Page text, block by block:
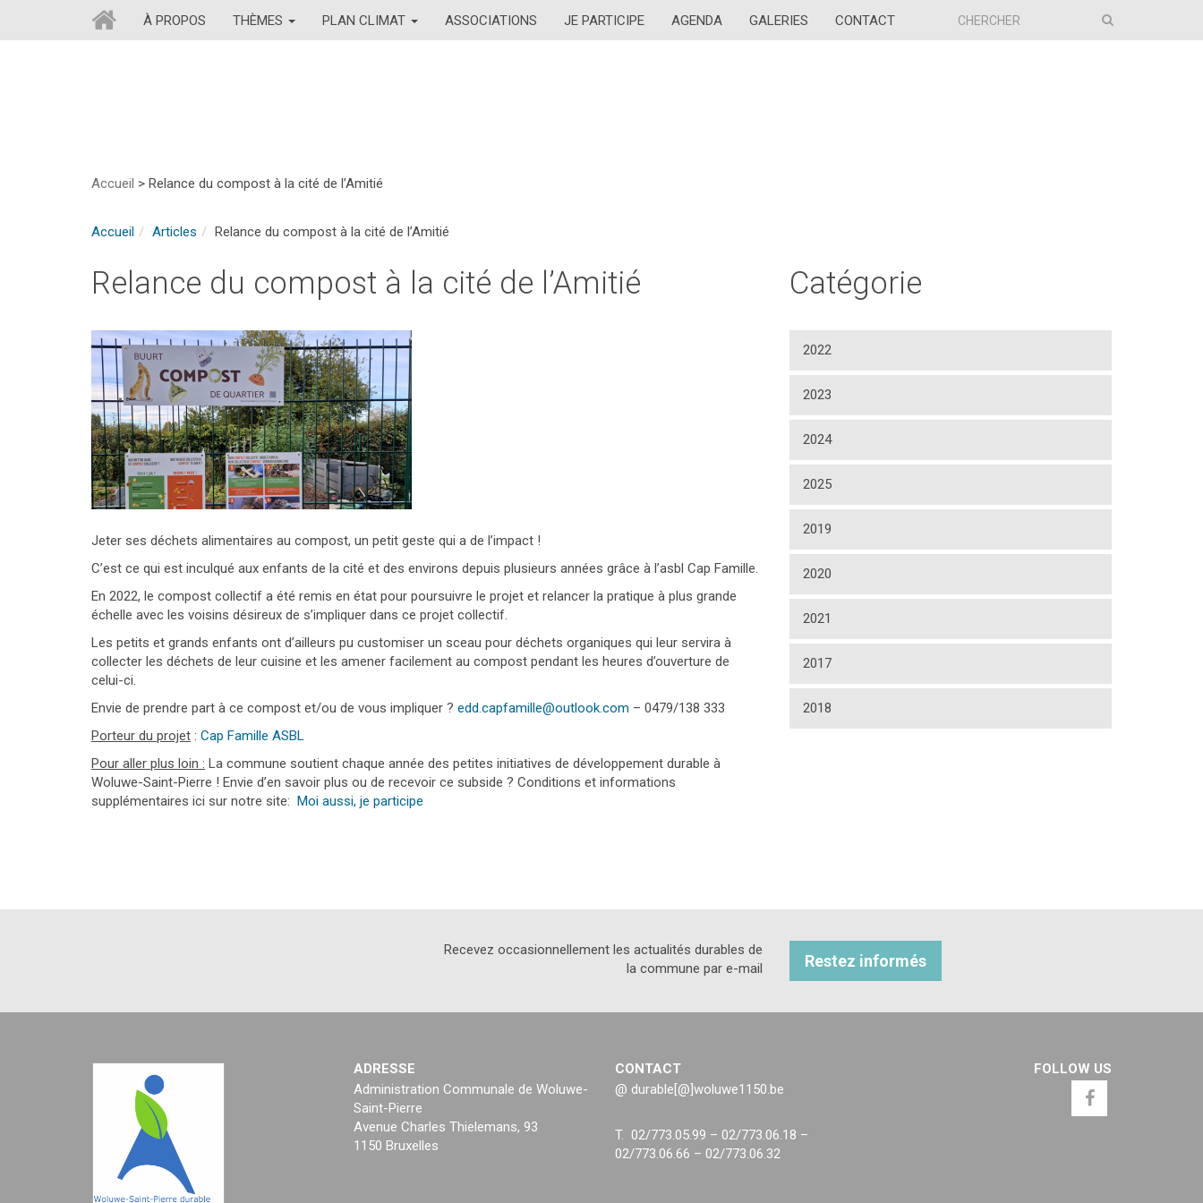
À PROPOS THÈMES PLAN CLIMAT ASSOCIATIONS JE PARTICIPE AGENDA GALERIES CONTACT
Accueil > Relance du compost à la cité de l’Amitié
Accueil Articles Relance du compost à la cité de l’Amitié
Relance du compost à la cité de l’Amitié
Jeter ses déchets alimentaires au compost, un petit geste qui a de l’impact !
C’est ce qui est inculqué aux enfants de la cité et des environs depuis plusieurs années grâce à l’asbl Cap Famille.
En 2022, le compost collectif a été remis en état pour poursuivre le projet et relancer la pratique à plus grande
échelle avec les voisins désireux de s’impliquer dans ce projet collectif.
Les petits et grands enfants ont d’ailleurs pu customiser un sceau pour déchets organiques qui leur servira à
collecter les déchets de leur cuisine et les amener facilement au compost pendant les heures d’ouverture de
celui-ci.
Envie de prendre part à ce compost et/ou de vous impliquer ? edd.capfamille@outlook.com – 0479/138 333
Porteur du projet : Cap Famille ASBL
Pour aller plus loin : La commune soutient chaque année des petites initiatives de développement durable à
Woluwe-Saint-Pierre ! Envie d’en savoir plus ou de recevoir ce subside ? Conditions et informations
supplémentaires ici sur notre site: Moi aussi, je participe
Catégorie
2022
2023
2024
2025
2019
2020
2021
2017
2018
Recevez occasionnellement les actualités durables de
la commune par e-mail
Restez informés
ADRESSE
Administration Communale de Woluwe-
Saint-Pierre
Avenue Charles Thielemans, 93
1150 Bruxelles
CONTACT
@ durable[@]woluwe1150.be
T. 02/773.05.99 – 02/773.06.18 –
02/773.06.66 – 02/773.06.32
FOLLOW US